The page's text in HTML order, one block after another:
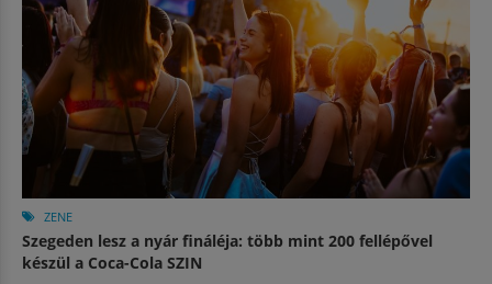
ZENE
Szegeden lesz a nyár fináléja: több mint 200 fellépővel
készül a Coca-Cola SZIN